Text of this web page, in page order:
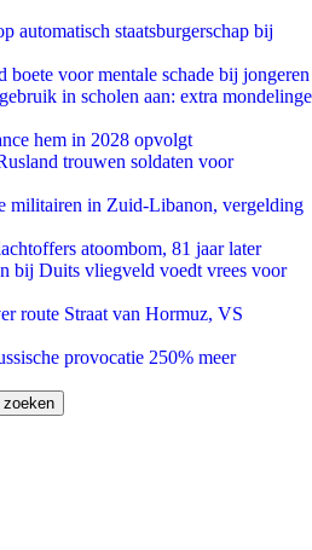
automatisch staatsburgerschap bij
voor mentale schade bij jongeren
in scholen aan: extra mondelinge
hem in 2028 opvolgt
trouwen soldaten voor
militairen in Zuid-Libanon, vergelding
atoombom, 81 jaar later
bij Duits vliegveld voedt vrees voor
route Straat van Hormuz, VS
provocatie 250% meer